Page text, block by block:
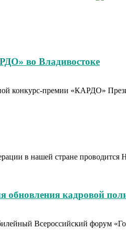
во Владивостоке
конкурс-премии «КАРДО»
в нашей стране
обновления кадровой
Всероссийский форум